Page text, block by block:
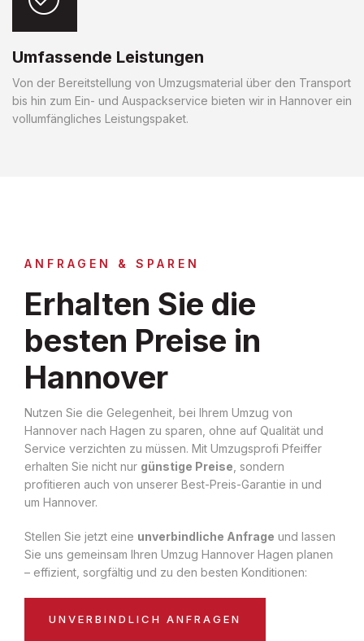
Umfassende Leistungen
Von der Bereitstellung von Umzugsmaterial über den Transport
bis hin zum Ein- und Auspackservice bieten wir in Hannover ein
vollumfängliches Leistungspaket.
ANFRAGEN & SPAREN
Erhalten Sie die
besten Preise in
Hannover
Nutzen Sie die Gelegenheit, bei Ihrem Umzug von
Hannover nach Hagen zu sparen, ohne auf Qualität und
Service verzichten zu müssen. Mit Umzugsprofi Pfeiffer
erhalten Sie nicht nur günstige Preise , sondern
profitieren auch von unserer Best-Preis-Garantie in und
um Hannover.
Stellen Sie jetzt eine unverbindliche Anfrage und lassen
Sie uns gemeinsam Ihren Umzug Hannover Hagen planen
– effizient, sorgfältig und zu den besten Konditionen:
UNVERBINDLICH ANFRAGEN